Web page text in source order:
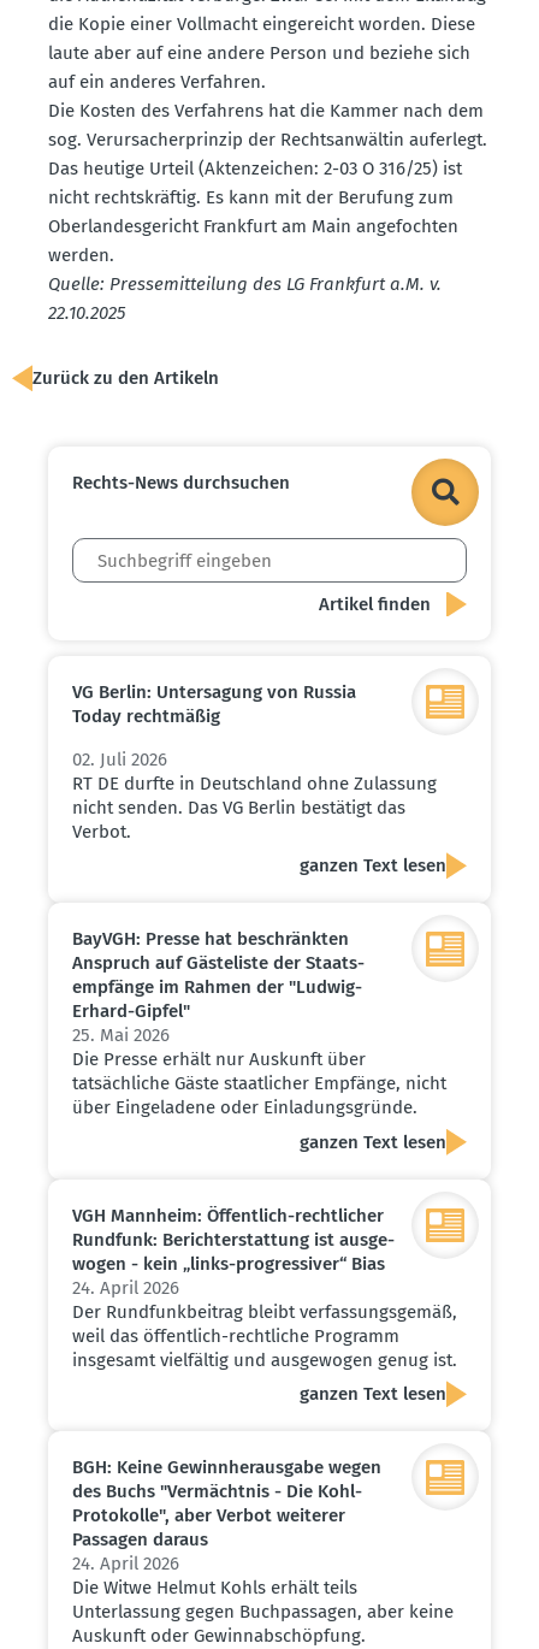
die Kopie einer Vollmacht einge­reicht worden. Diese
laute aber auf eine andere Person und beziehe sich
auf ein anderes Verfahren.
Die Kosten des Verfahrens hat die Kammer nach dem
sog. Verur­sa­cher­prinzip der Rechts­an­wältin auferlegt.
Das heutige Urteil (Akten­zeichen: 2-03 O 316/25) ist
nicht rechts­kräftig. Es kann mit der Berufung zum
Oberlan­des­ge­richt Frankfurt am Main angefochten
werden.
Quelle: Presse­mit­teilung des LG Frankfurt a.M. v.
22.10.2025
Zurück zu den Artikeln
Rechts-News durch­suchen
VG Berlin: Unter­sagung von Russia
Today recht­mäßig
02. Juli 2026
RT DE durfte in Deutschland ohne Zulassung
nicht senden. Das VG Berlin bestätigt das
Verbot.
ganzen Text lesen
BayVGH: Presse hat beschränkten
Anspruch auf Gäste­liste der Staats­
emp­fänge im Rahmen der "Ludwig-
Erhard-Gipfel"
25. Mai 2026
Die Presse erhält nur Auskunft über
tatsächliche Gäste staatlicher Empfänge, nicht
über Eingeladene oder Einladungsgründe.
ganzen Text lesen
VGH Mannheim: Öffentlich-recht­licher
Rundfunk: Bericht­erstattung ist ausge­
wogen - kein „links-progres­siver“ Bias
24. April 2026
Der Rundfunkbeitrag bleibt verfassungsgemäß,
weil das öffentlich-rechtliche Programm
insgesamt vielfältig und ausgewogen genug ist.
ganzen Text lesen
BGH: Keine Gewinn­her­ausgabe wegen
des Buchs "Vermächtnis - Die Kohl-
Proto­kolle", aber Verbot weiterer
Passagen daraus
24. April 2026
Die Witwe Helmut Kohls erhält teils
Unterlassung gegen Buchpassagen, aber keine
Auskunft oder Gewinnabschöpfung.